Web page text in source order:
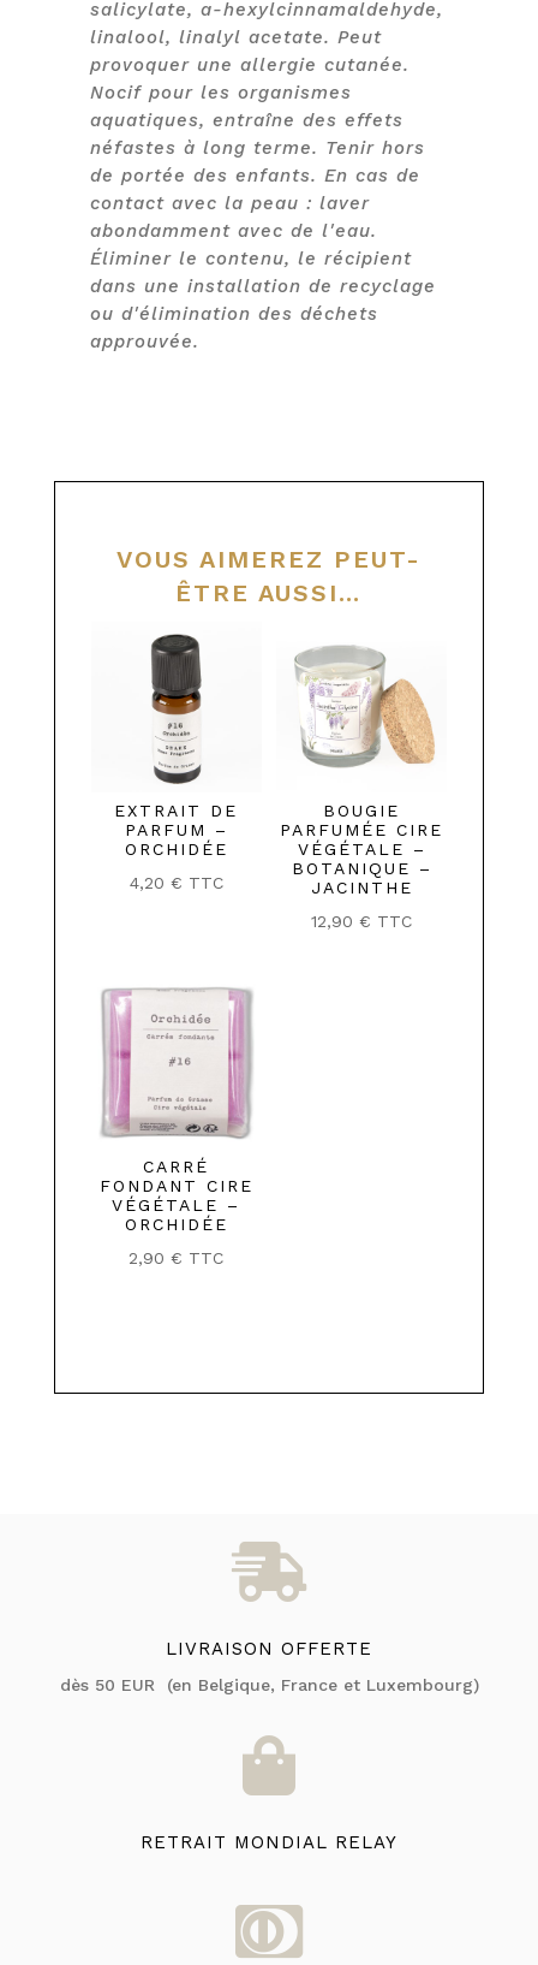
salicylate, a-hexylcinnamaldehyde,
linalool, linalyl acetate. Peut
provoquer une allergie cutanée.
Nocif pour les organismes
aquatiques, entraîne des effets
néfastes à long terme. Tenir hors
de portée des enfants. En cas de
contact avec la peau : laver
abondamment avec de l'eau.
Éliminer le contenu, le récipient
dans une installation de recyclage
ou d'élimination des déchets
approuvée.
VOUS AIMEREZ PEUT-
ÊTRE AUSSI…
EXTRAIT DE
PARFUM –
ORCHIDÉE
4,20 € TTC
BOUGIE
PARFUMÉE CIRE
VÉGÉTALE –
BOTANIQUE –
JACINTHE
12,90€ TTC
CARRÉ
FONDANT CIRE
VÉGÉTALE –
ORCHIDÉE
2,90€ TTC

LIVRAISON OFFERTE
dès 50 EUR (en Belgique, France et Luxembourg)

RETRAIT MONDIAL RELAY
